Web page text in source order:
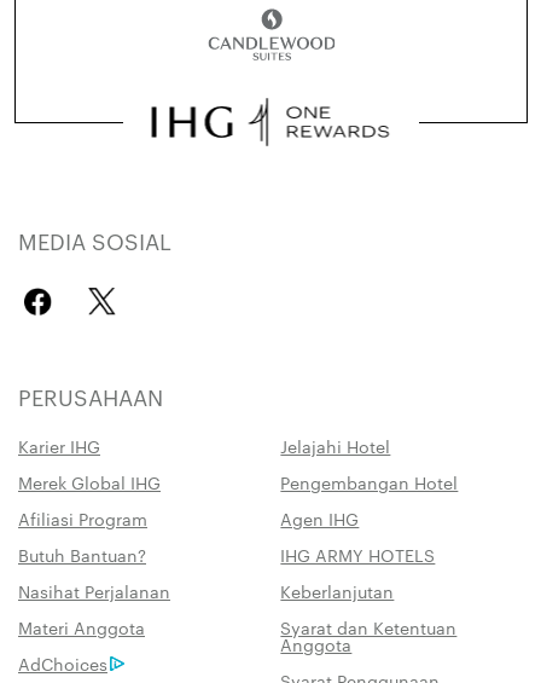
MEDIA SOSIAL
PERUSAHAAN
Karier IHG
Jelajahi Hotel
Merek Global IHG
Pengembangan Hotel
Afiliasi Program
Agen IHG
Butuh Bantuan?
IHG ARMY HOTELS
Nasihat Perjalanan
Keberlanjutan
Materi Anggota
Syarat dan Ketentuan
Anggota
AdChoices